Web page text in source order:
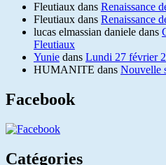
Fleutiaux dans Renaissance
Fleutiaux dans Renaissance
lucas elmassian daniele dans
Fleutiaux
Yunie dans Lundi 27 février
HUMANITE dans Nouvelle
Facebook
Catégories